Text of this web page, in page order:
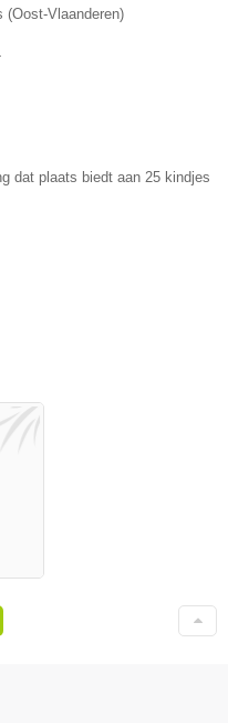
(Oost-Vlaanderen)
dat plaats biedt aan 25 kindjes